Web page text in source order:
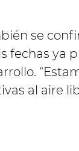
se
fechas ya
al aire